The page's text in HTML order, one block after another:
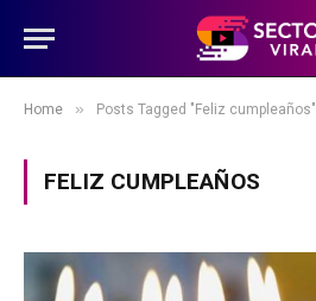
Home » Posts Tagged "Feliz cumpleaños"
FELIZ CUMPLEAÑOS